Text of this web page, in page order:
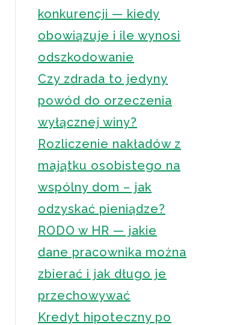
konkurencji — kiedy
obowiązuje i ile wynosi
odszkodowanie
Czy zdrada to jedyny
powód do orzeczenia
wyłącznej winy?
Rozliczenie nakładów z
majątku osobistego na
wspólny dom – jak
odzyskać pieniądze?
RODO w HR — jakie
dane pracownika można
zbierać i jak długo je
przechowywać
Kredyt hipoteczny po